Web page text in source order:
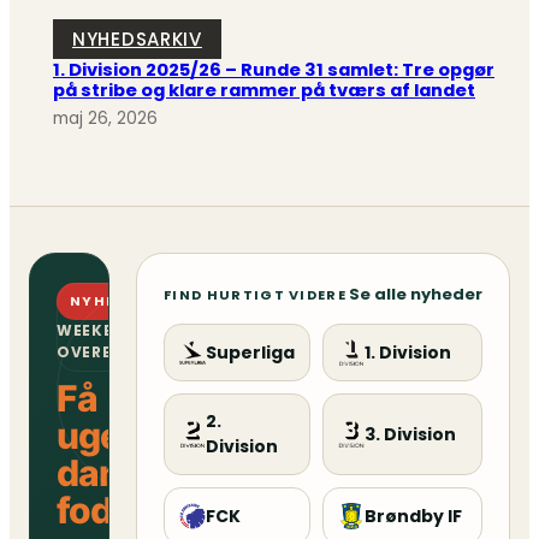
NYHEDSARKIV
1. Division 2025/26 – Runde 31 samlet: Tre opgør
på stribe og klare rammer på tværs af landet
maj 26, 2026
NYHEDSBREV
WEEKENDENS
OVERBLIK
Få
ugens
danske
fodboldoverblik
FIND HURTIGT VIDERE Se alle nyheder
Superliga 1. Division
2.
Division
3. Division
FCK Brøndby IF